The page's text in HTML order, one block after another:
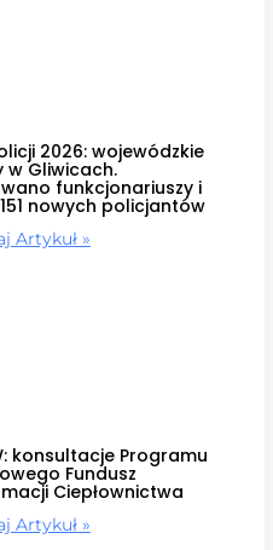
2026: wojewódzkie
w Gliwicach.
funkcjonariuszy i
nowych policjantów
Artykuł »
konsultacje Programu
Fundusz
Ciepłownictwa
Artykuł »